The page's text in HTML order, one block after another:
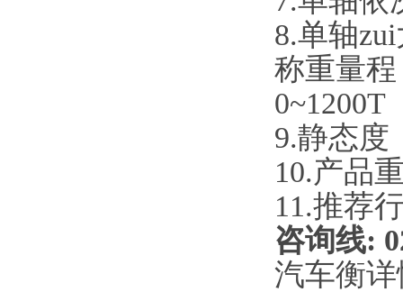
8.单轴
称重量
0~1200T
9.静态度
10.产品
11.推荐
咨询线:
汽车衡